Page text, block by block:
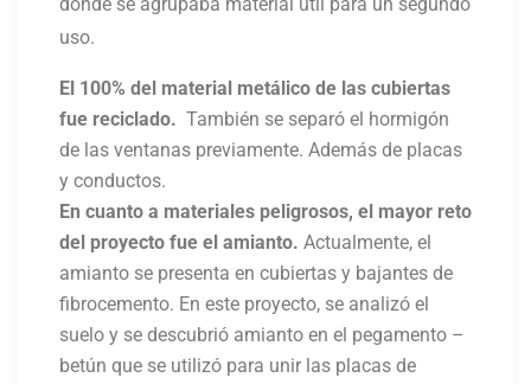
uso.
El 100% del material metálico de las cubiertas
fue reciclado. También se separó el hormigón
de las ventanas previamente. Además de placas
y conductos.
En cuanto a materiales peligrosos, el mayor reto
del proyecto fue el amianto. Actualmente, el
amianto se presenta en cubiertas y bajantes de
fibrocemento. En este proyecto, se analizó el
suelo y se descubrió amianto en el pegamento –
betún que se utilizó para unir las placas de